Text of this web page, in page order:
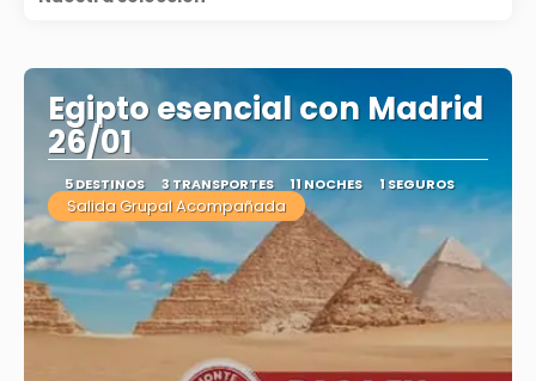
Egipto esencial con Madrid
26/01
5 DESTINOS 3 TRANSPORTES 11 NOCHES 1 SEGUROS
Salida Grupal Acompañada